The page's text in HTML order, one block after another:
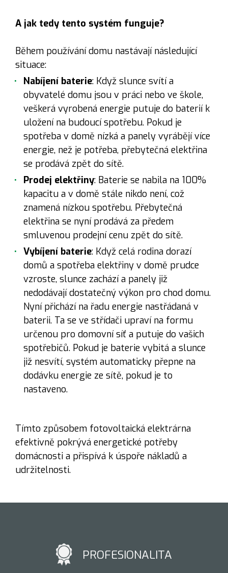
A jak tedy tento systém funguje?
Během používání domu nastávají následující
situace:
Nabíjení baterie: Když slunce svítí a
obyvatelé domu jsou v práci nebo ve škole,
veškerá vyrobená energie putuje do baterií k
uložení na budoucí spotřebu. Pokud je
spotřeba v domě nízká a panely vyrábějí více
energie, než je potřeba, přebytečná elektřina
se prodává zpět do sítě.
Prodej elektřiny: Baterie se nabila na 100%
kapacitu a v domě stále nikdo není, což
znamená nízkou spotřebu. Přebytečná
elektřina se nyní prodává za předem
smluvenou prodejní cenu zpět do sítě.
Vybíjení baterie: Když celá rodina dorazí
domů a spotřeba elektřiny v domě prudce
vzroste, slunce zachází a panely již
nedodávají dostatečný výkon pro chod domu.
Nyní přichází na řadu energie nastřádaná v
baterii. Ta se ve střídači upraví na formu
určenou pro domovní síť a putuje do vašich
spotřebičů. Pokud je baterie vybitá a slunce
již nesvítí, systém automaticky přepne na
dodávku energie ze sítě, pokud je to
nastaveno.
Tímto způsobem fotovoltaická elektrárna
efektivně pokrývá energetické potřeby
domácnosti a přispívá k úspoře nákladů a
udržitelnosti.
PROFESIONALITA